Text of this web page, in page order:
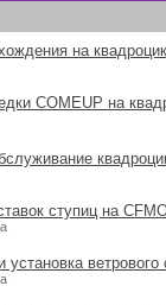
на
COMEUP на
ступиц на
установка ветрового